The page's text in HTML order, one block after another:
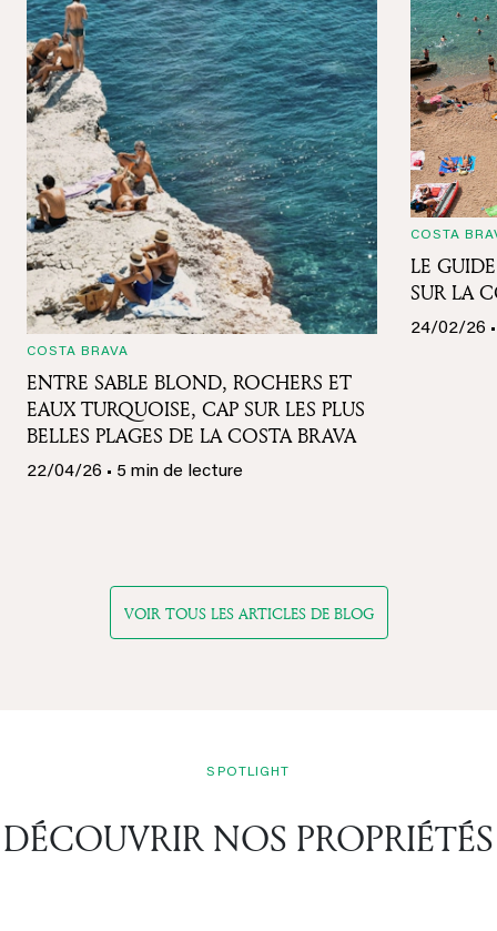
COSTA BRAVA
ENTRE SABLE BLOND, ROCHERS ET
EAUX TURQUOISE, CAP SUR LES PLUS
BELLES PLAGES DE LA COSTA BRAVA
22/04/26 • 5 min de lecture
COSTA
LE
SUR LA
24/02/26
VOIR TOUS LES ARTICLES DE BLOG
SPOTLIGHT
DÉCOUVRIR NOS PROPRIÉTÉS